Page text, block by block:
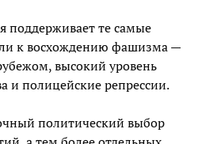
поддерживает те самые
к восхождению фашизма —
высокий уровень
и полицейские репрессии.
политический выбор